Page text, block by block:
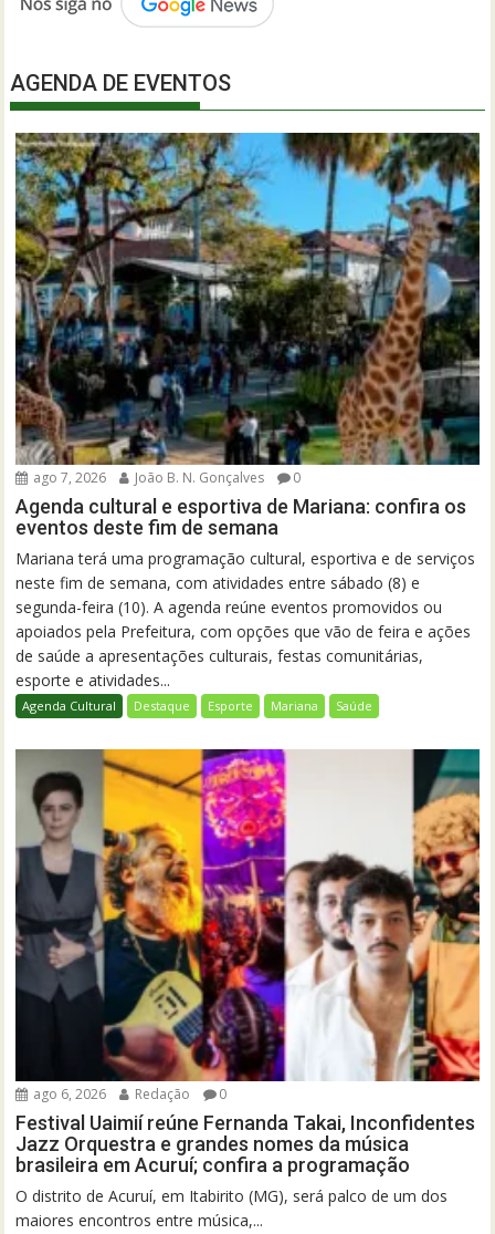
AGENDA DE EVENTOS
ago 7, 2026 João B. N. Gonçalves 0
Agenda cultural e esportiva de Mariana: confira os
eventos deste fim de semana
Mariana terá uma programação cultural, esportiva e de serviços
neste fim de semana, com atividades entre sábado (8) e
segunda-feira (10). A agenda reúne eventos promovidos ou
apoiados pela Prefeitura, com opções que vão de feira e ações
de saúde a apresentações culturais, festas comunitárias,
esporte e atividades...
Agenda Cultural Destaque Esporte Mariana Saúde
ago 6, 2026 Redação 0
Festival Uaimií reúne Fernanda Takai, Inconfidentes
Jazz Orquestra e grandes nomes da música
brasileira em Acuruí; confira a programação
O distrito de Acuruí, em Itabirito (MG), será palco de um dos
maiores encontros entre música,...